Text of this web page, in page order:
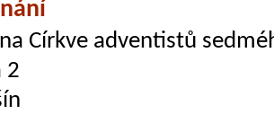
Církve adventistů
2